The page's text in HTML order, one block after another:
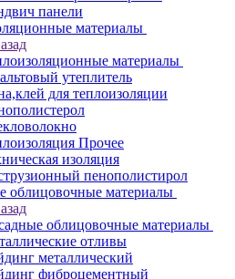
панели
материалы
материалы
утеплитель
для теплоизоляции
Прочее
изоляция
пенополистирол
облицовочные материалы
облицовочные материалы
отливы
металлический
фиброцементный